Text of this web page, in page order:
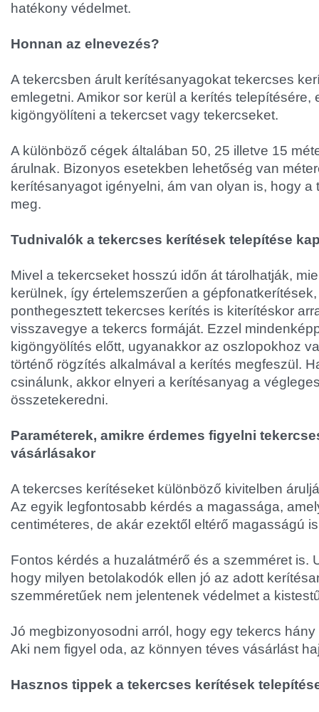
hatékony védelmet.
Honnan az elnevezés?
A tekercsben árult kerítésanyagokat tekercses
emlegetni. Amikor sor kerül a kerítés telepítésére,
kigöngyölíteni a tekercset vagy tekercseket.
A különböző cégek általában 50, 25 illetve 15
árulnak. Bizonyos esetekben lehetőség van
kerítésanyagot igényelni, ám van olyan is, hogy a
meg.
Tudnivalók a tekercses kerítések telepítése
Mivel a tekercseket hosszú időn át tárolhatják,
kerülnek, így értelemszerűen a
ponthegesztett tekercses kerítés is kiterítéskor
visszavegye a tekercs formáját. Ezzel
kigöngyölítés előtt, ugyanakkor az oszlopokhoz
történő rögzítés alkalmával a kerítés megfeszül.
csinálunk, akkor elnyeri a kerítésanyag a
összetekeredni.
Paraméterek, amikre érdemes figyelni
vásárlásakor
A tekercses kerítéseket különböző kivitelben
Az egyik legfontosabb kérdés a magassága,
centiméteres, de akár ezektől eltérő magasságú
Fontos kérdés a huzalátmérő és a szemméret is.
hogy milyen betolakodók ellen jó az adott
szemméretűek nem jelentenek védelmet a
Jó megbizonyosodni arról, hogy egy tekercs
Aki nem figyel oda, az könnyen téves vásárlást
Hasznos tippek a tekercses kerítések